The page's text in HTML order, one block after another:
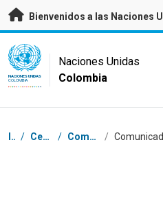
Saltar a contenido principal
Bienvenidos a las Naciones
UN Logo
NACIONES UNIDAS
COLOMBIA
Naciones Unidas
Colombia
Coordenadas dentro de la ruta
Inicio / Centro de prensa / Comunicados de prensa /